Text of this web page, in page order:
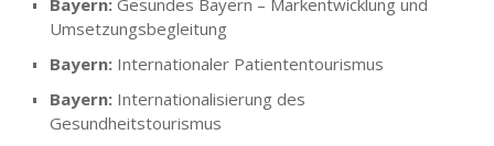
Bayern: Gesundes Bayern – Markentwicklung und
Umsetzungsbegleitung
Bayern: Internationaler Patiententourismus
Bayern: Internationalisierung des
Gesundheitstourismus